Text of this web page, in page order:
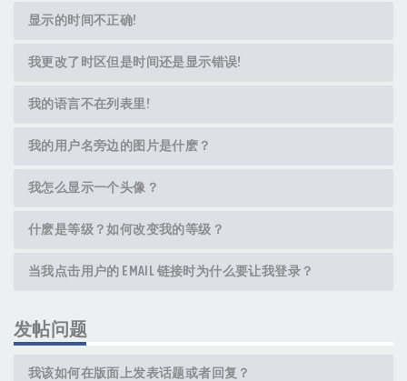
显示的时间不正确!
我更改了时区但是时间还是显示错误!
我的语言不在列表里!
我的用户名旁边的图片是什麽？
我怎么显示一个头像？
什麽是等级？如何改变我的等级？
当我点击用户的 EMAIL 链接时为什么要让我登录？
发帖问题
我该如何在版面上发表话题或者回复？